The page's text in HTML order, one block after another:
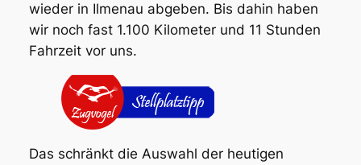
wieder in Ilmenau abgeben. Bis dahin haben
wir noch fast 1.100 Kilometer und 11 Stunden
Fahrzeit vor uns.
Das schränkt die Auswahl der heutigen